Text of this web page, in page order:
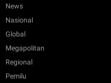
News
Nasional
Global
Megapolitan
Regional
Pemilu